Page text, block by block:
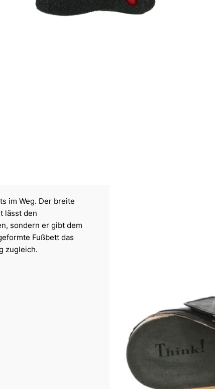
im Weg. Der breite
lässt den
sondern er gibt dem
Fußbett das
zugleich.